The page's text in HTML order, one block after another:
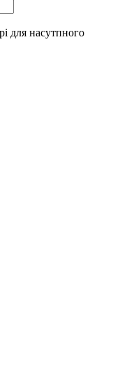
для насутпного